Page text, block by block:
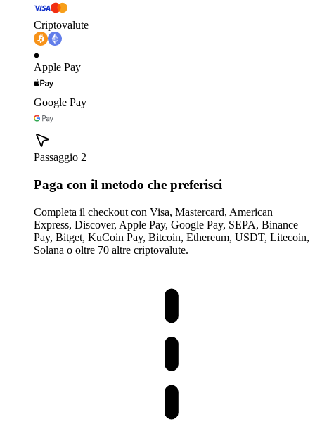
Criptovalute
Apple Pay
Google Pay
Passaggio 2
Paga con il metodo che preferisci
Completa il checkout con Visa, Mastercard, American
Express, Discover, Apple Pay, Google Pay, SEPA, Binance
Pay, Bitget, KuCoin Pay, Bitcoin, Ethereum, USDT, Litecoin,
Solana o oltre 70 altre criptovalute.